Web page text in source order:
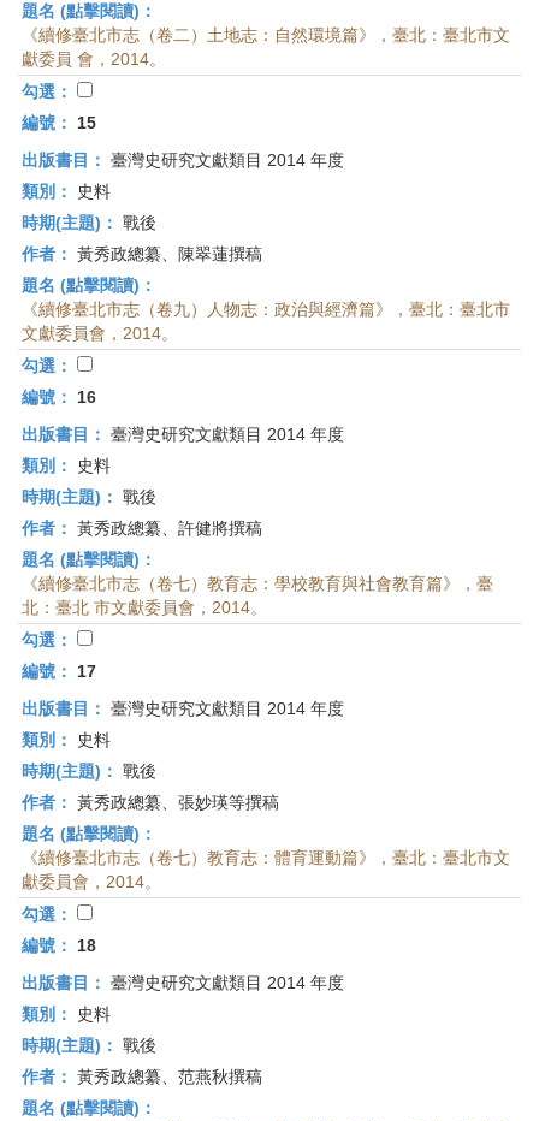
題名 (點擊閱讀)：
《續修臺北市志（卷二）土地志：自然環境篇》，臺北：臺北市文
獻委員 會，2014。
勾選：
編號：
15
出版書目： 臺灣史研究文獻類目 2014 年度
類別：
史料
時期(主題)： 戰後
作者： 黃秀政總纂、陳翠蓮撰稿
題名 (點擊閱讀)：
《續修臺北市志（卷九）人物志：政治與經濟篇》，臺北：臺北市
文獻委員會，2014。
勾選：
編號：
16
出版書目： 臺灣史研究文獻類目 2014 年度
類別：
史料
時期(主題)： 戰後
作者： 黃秀政總纂、許健將撰稿
題名 (點擊閱讀)：
《續修臺北市志（卷七）教育志：學校教育與社會教育篇》，臺
北：臺北 市文獻委員會，2014。
勾選：
編號：
17
出版書目： 臺灣史研究文獻類目 2014 年度
類別：
史料
時期(主題)： 戰後
作者： 黃秀政總纂、張妙瑛等撰稿
題名 (點擊閱讀)：
《續修臺北市志（卷七）教育志：體育運動篇》，臺北：臺北市文
獻委員會，2014。
勾選：
編號：
18
出版書目： 臺灣史研究文獻類目 2014 年度
類別：
史料
時期(主題)： 戰後
作者： 黃秀政總纂、范燕秋撰稿
題名 (點擊閱讀)：